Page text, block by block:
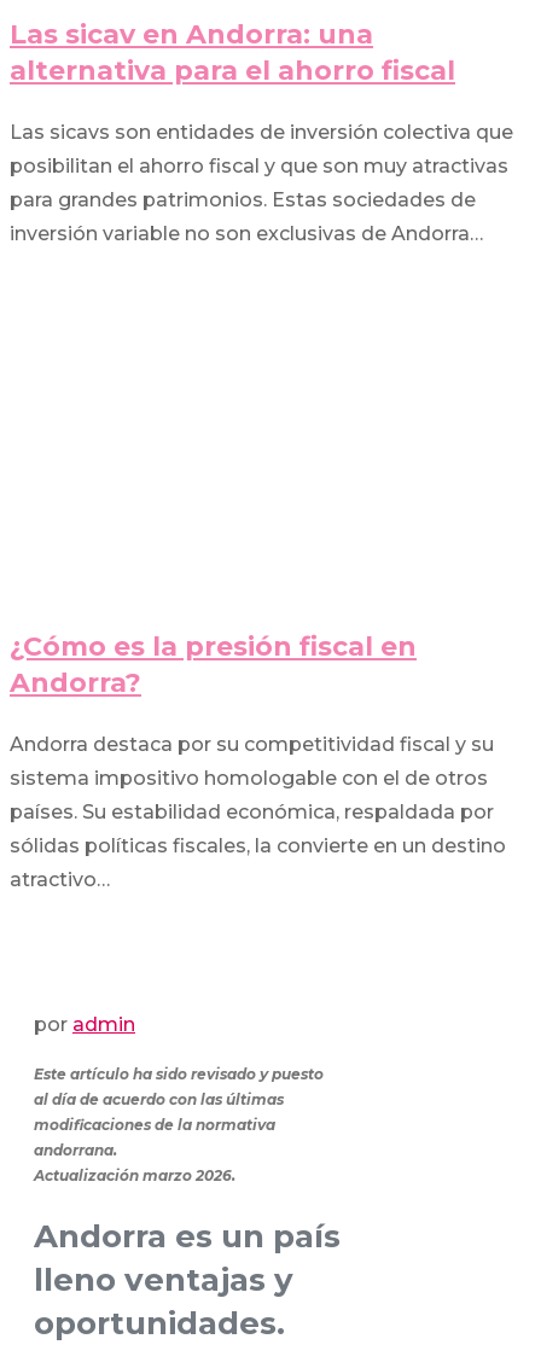
Las sicav en Andorra: una
alternativa para el ahorro fiscal
Las sicavs son entidades de inversión colectiva que
posibilitan el ahorro fiscal y que son muy atractivas
para grandes patrimonios. Estas sociedades de
inversión variable no son exclusivas de Andorra…
¿Cómo es la presión fiscal en
Andorra?
Andorra destaca por su competitividad fiscal y su
sistema impositivo homologable con el de otros
países. Su estabilidad económica, respaldada por
sólidas políticas fiscales, la convierte en un destino
atractivo…
por admin
Este artículo ha sido revisado y puesto
al día de acuerdo con las últimas
modificaciones de la normativa
andorrana.
Actualización marzo 2026.
Andorra es un país
lleno ventajas y
oportunidades.